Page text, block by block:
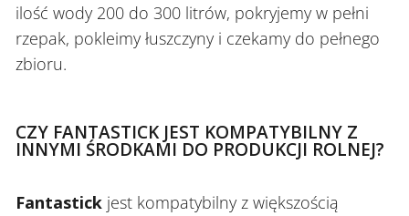
ilość wody 200 do 300 litrów, pokryjemy w pełni
rzepak, pokleimy łuszczyny i czekamy do pełnego
zbioru.
CZY FANTASTICK JEST KOMPATYBILNY Z
INNYMI ŚRODKAMI DO PRODUKCJI ROLNEJ?
Fantastick jest kompatybilny z większością